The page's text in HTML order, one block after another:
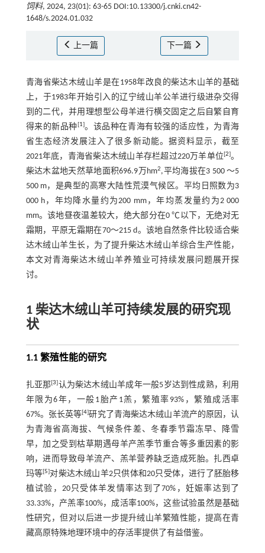
饲料, 2024, 23(01): 63-65 DOI:10.13300/j.cnki.cn42-
1648/s.2024.01.032
上一篇 下一篇
青海省柴达木绒山羊是在1958年改良的柴达木山羊的基础
上，于1983年开始引入的辽宁绒山羊公羊进行级进杂交得
到的二代，并用理想型公母羊进行横交固定之后自繁自育
得来的新品种[1]。该品种在青海有较强的适应性，为青海
省生态经济发展注入了很多新动能。据资料显示，截至
2021年底，青海省柴达木绒山羊存栏超过220万羊单位[2]。
柴达木盆地天然草地面积696.9万hm2,平均海拔在3 500 ～5
500 m，是典型的高寒大陆性荒漠气候区。平均日照数为3
000 h，年均降水量约为200 mm，年均蒸发量约为2 000
mm。该地昼夜温差较大，绝大部分在0 ℃以下，无绝对无
霜期，平原无霜期在70～215 d。该地自然条件比较适合柴
达木绒山羊生长，为了提升柴达木绒山羊综合生产性能，
本文对青海柴达木绒山羊养殖业可持续发展问题展开探
讨。
1 柴达木绒山羊可持续发展的研究现
状
1.1 繁殖性能的研究
扎亚那[3]认为柴达木绒山羊成年一般5岁达到性成熟，利用
年限为6年，一般1胎产1羔，繁殖率93%，繁殖成活率
67%。张长英等[4]研究了青海柴达木绒山羊流产的原因，认
为青海省高海拔、气候条件差、冬春季节霜冻早、降雪
早，加之受到枯草期遇母羊产羔季节重合等多重因素的影
响，进而导致母羊流产、羔羊营养缺乏造成死胎。扎西卓
玛等[5]对柴达木绒山羊2只供体和20只受体，进行了胚胎移
植试验，20只受体羊发情率达到了70%，妊娠率达到了
33.33%，产羔率100%，成活率100%，这些试验虽然是基础
性研究，但对以后进一步提升绒山羊繁殖性能，提高在青
藏高原特殊地理环境中的存活率提供了有益借鉴。